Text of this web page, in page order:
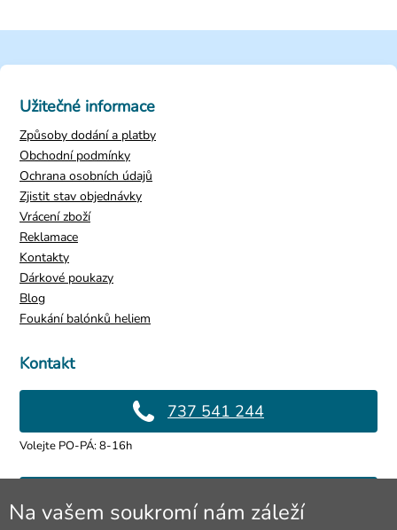
Kontakt
737 541 244
Volejte PO-PÁ: 8-16h
info@4lol.cz
Užitečné informace
Způsoby dodání a platby
Obchodní podmínky
Ochrana osobních údajů
Zjistit stav objednávky
Vrácení zboží
Reklamace
Kontakty
Dárkové poukazy
Blog
Foukání balónků heliem
Na vašem soukromí nám záleží